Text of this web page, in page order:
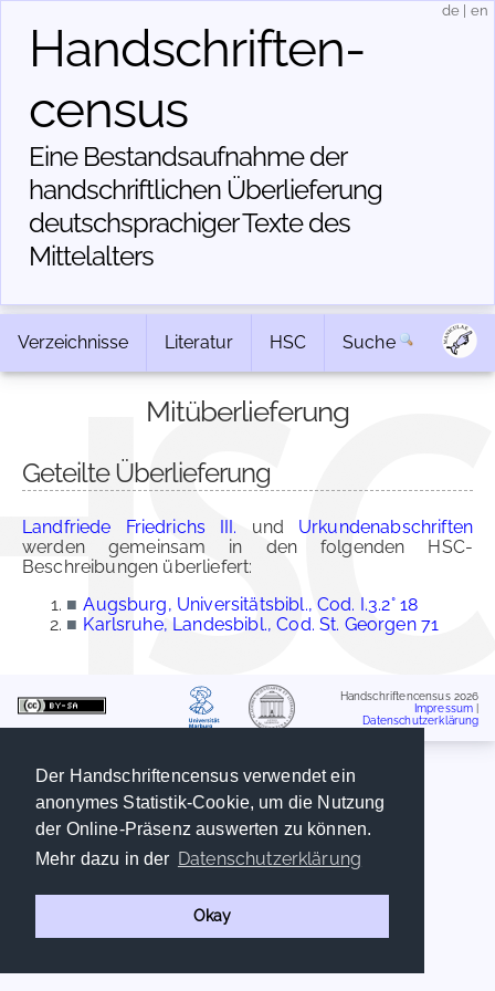
Der Handschriftencensus verwendet ein
anonymes Statistik-Cookie, um die Nutzung
der Online-Präsenz auswerten zu können.
Mehr dazu in der Datenschutzerklärung
Okay
Handschriften­
census
Eine Bestandsaufnahme der
handschriftlichen Über­lieferung
deutschsprachiger Texte des
Mittelalters
de en
Verzeichnisse Literatur HSC Suche
Mitüberlieferung
Geteilte Überlieferung
Landfriede Friedrichs III. und Urkundenabschriften
werden gemeinsam in den folgenden HSC-
Beschreibungen überliefert:
■ Augsburg, Universitätsbibl., Cod. I.3.2° 18
■ Karlsruhe, Landesbibl., Cod. St. Georgen 71
Handschriftencensus 2026
Impressum
Datenschutzerklärung